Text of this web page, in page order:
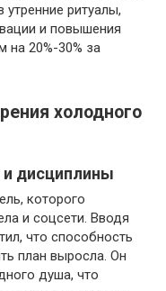
ритуалы,
и повышения
на 20%-30% за
холодного
и дисциплины
которого
и соцсети. Вводя
что способность
план выросла. Он
душа, что